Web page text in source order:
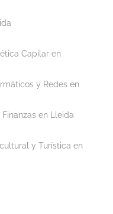
Capilar en
y Redes en
en Lleida
y Turística en